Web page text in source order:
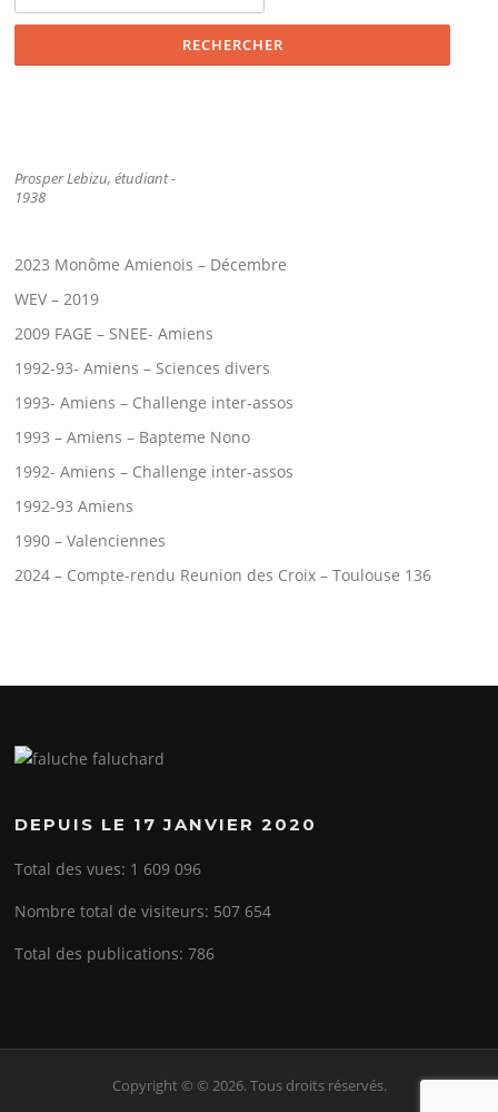
Prosper Lebizu, étudiant -
1938
2023 Monôme Amienois – Décembre
WEV – 2019
2009 FAGE – SNEE- Amiens
1992-93- Amiens – Sciences divers
1993- Amiens – Challenge inter-assos
1993 – Amiens – Bapteme Nono
1992- Amiens – Challenge inter-assos
1992-93 Amiens
1990 – Valenciennes
2024 – Compte-rendu Reunion des Croix – Toulouse 136
DEPUIS LE 17 JANVIER 2020
Total des vues: 1 609 096
Nombre total de visiteurs: 507 654
Total des publications:786
Copyright © © 2026. Tous droits réservés.